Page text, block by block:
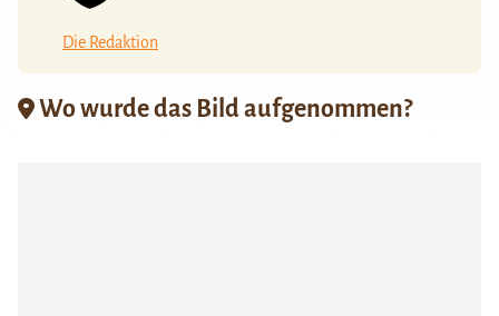
Die Redaktion
Wo wurde das Bild aufgenommen?